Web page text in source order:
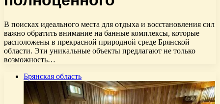
В поисках идеального места для отдыха и восстановления сил
важно обратить внимание на банные комплексы, которые
расположены в прекрасной природной среде Брянской
области. Эти уникальные объекты предлагают не только
возможность…
Брянская область